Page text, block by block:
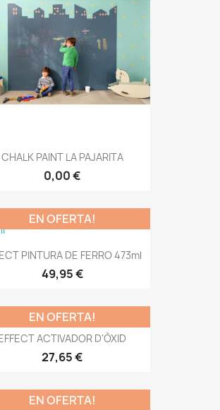
CHALK PAINT LA PAJARITA
0,00 €
PINTURA DE FERRO 473ml
49,95 €
EN OFERTA!
ACTIVADOR D'ÒXID
27,65 €
EN OFERTA!
EN OFERTA!